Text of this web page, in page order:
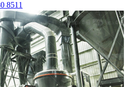
8511